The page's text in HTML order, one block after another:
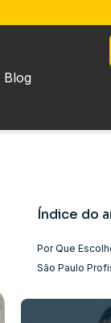
Blog
Índice do
Por Que
São Paulo